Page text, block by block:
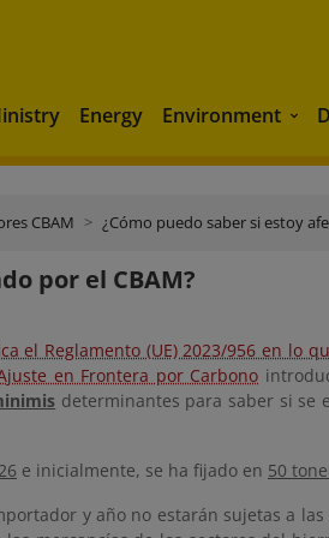
Energy Environment
CBAM ¿Cómo puedo saber si estoy
por el CBAM?
el Reglamento (UE) 2023/956 en lo
en Frontera por Carbono
determinantes para saber si se
e inicialmente, se ha fijado en 50
y año no estarán sujetas a las